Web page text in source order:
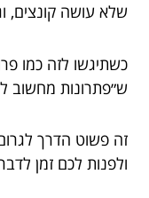
שלא עושה קונצים,
כשתיגשו לזה כמו
ש״פתרונות מחשוב
זה פשוט הדרך
ולפנות לכם זמן